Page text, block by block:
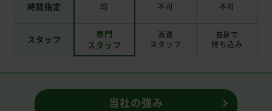
時間指定 可 不可 不可
スタッフ
専門
スタッフ
派遣
スタッフ
自身で
持ち込み
当社の強み